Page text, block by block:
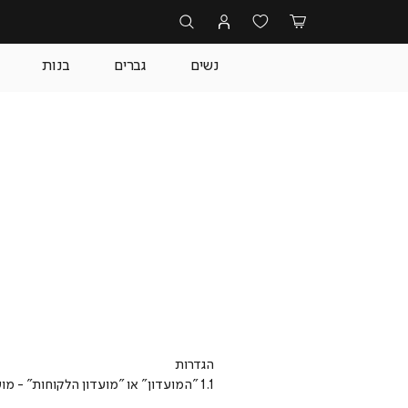
נשים גברים בנות
הגדרות
1.1 "המועדון" או "מועדון הלקוחות" - מועדון הלקוחות 'Super Friends' של קבוצת בריל (כהגדרתה להלן);